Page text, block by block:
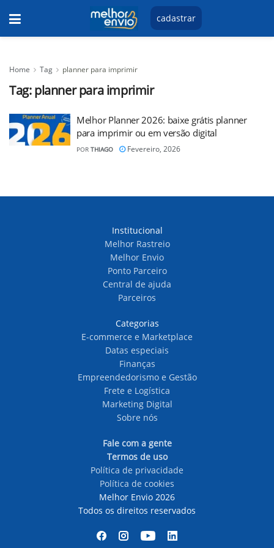
cadastrar
Home Tag planner para imprimir
Tag:planner para imprimir
Melhor Planner 2026: baixe grátis planner
para imprimir ou em versão digital
POR THIAGO Fevereiro, 2026
Institucional
Melhor Rastreio
Melhor Envio
Ponto Parceiro
Central de ajuda
Parceiros
Categorias
E-commerce e Marketplace
Datas especiais
Finanças
Empreendedorismo e Gestão
Frete e Logística
Marketing Digital
Sobre nós
Fale com a gente
Termos de uso
Política de privacidade
Política de cookies
Melhor Envio 2026
Todos os direitos reservados